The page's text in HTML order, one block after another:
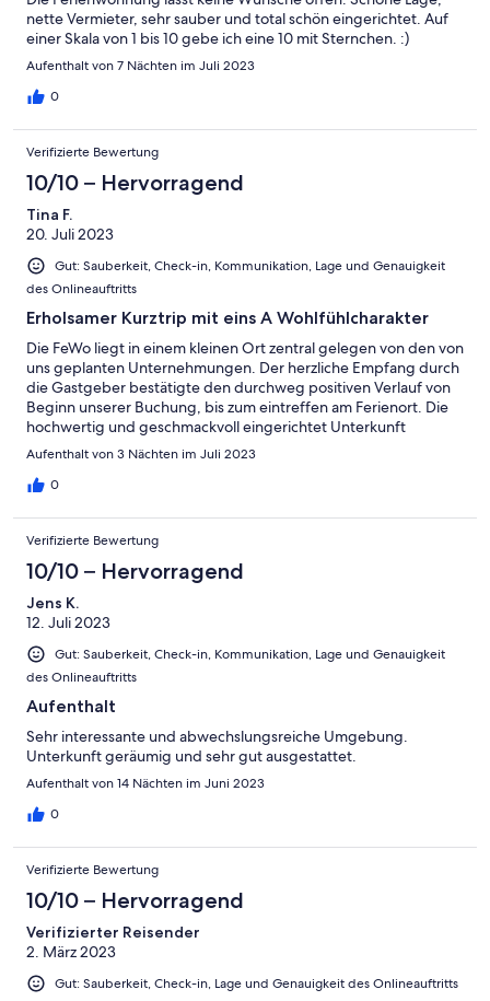
nette Vermieter, sehr sauber und total schön eingerichtet. Auf
einer Skala von 1 bis 10 gebe ich eine 10 mit Sternchen. :)
Aufenthalt von 7 Nächten im Juli 2023
0
Verifizierte Bewertung
10/10 – Hervorragend
Tina F.
20. Juli 2023
Gut: Sauberkeit, Check-in, Kommunikation, Lage und Genauigkeit
des Onlineauftritts
Erholsamer Kurztrip mit eins A Wohlfühlcharakter
Die FeWo liegt in einem kleinen Ort zentral gelegen von den von
uns geplanten Unternehmungen. Der herzliche Empfang durch
die Gastgeber bestätigte den durchweg positiven Verlauf von
Beginn unserer Buchung, bis zum eintreffen am Ferienort. Die
hochwertig und geschmackvoll eingerichtet Unterkunft
übertraf unsere Erwartungen und wir fühlten uns die gesamte
wir kommen definitiv sehr gerne wieder 🤗
Aufenthalt von 3 Nächten im Juli 2023
0
Verifizierte Bewertung
10/10 – Hervorragend
Jens K.
12. Juli 2023
Gut: Sauberkeit, Check-in, Kommunikation, Lage und Genauigkeit
des Onlineauftritts
Aufenthalt
Sehr interessante und abwechslungsreiche Umgebung.
Unterkunft geräumig und sehr gut ausgestattet.
Aufenthalt von 14 Nächten im Juni 2023
0
Verifizierte Bewertung
10/10 – Hervorragend
Verifizierter Reisender
2. März 2023
Gut: Sauberkeit, Check-in, Lage und Genauigkeit des Onlineauftritts